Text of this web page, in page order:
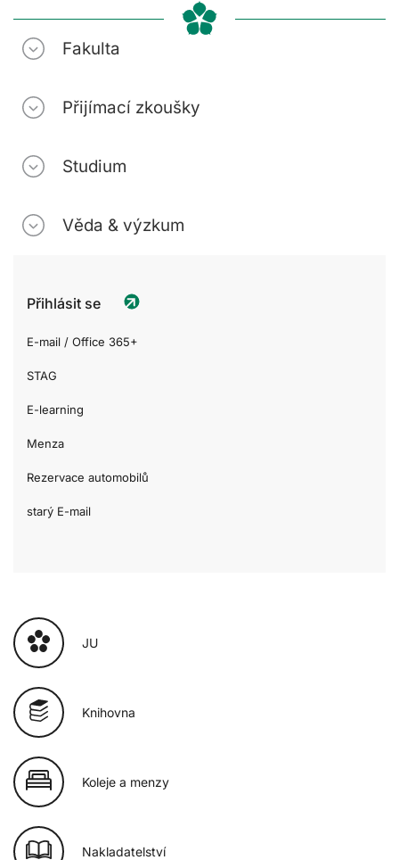
Fakulta
Přijímací zkoušky
Studium
Věda & výzkum
Přihlásit se
E-mail / Office 365+
STAG
E-learning
Menza
Rezervace automobilů
starý E-mail
JU
Knihovna
Koleje a menzy
Nakladatelství